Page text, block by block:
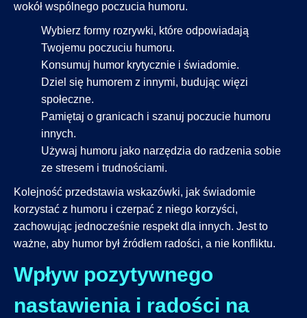
wokół wspólnego poczucia humoru.
Wybierz formy rozrywki, które odpowiadają
Twojemu poczuciu humoru.
Konsumuj humor krytycznie i świadomie.
Dziel się humorem z innymi, budując więzi
społeczne.
Pamiętaj o granicach i szanuj poczucie humoru
innych.
Używaj humoru jako narzędzia do radzenia sobie
ze stresem i trudnościami.
Kolejność przedstawia wskazówki, jak świadomie
korzystać z humoru i czerpać z niego korzyści,
zachowując jednocześnie respekt dla innych. Jest to
ważne, aby humor był źródłem radości, a nie konfliktu.
Wpływ pozytywnego
nastawienia i radości na